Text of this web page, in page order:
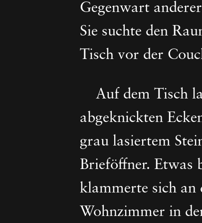
Gegenwart
Sie suchte den
Tisch vor der
Auf dem Tisch
abgeknickten
grau lasiertem
Brieföffner. Etwas
klammerte sich an
Wohnzimmer in